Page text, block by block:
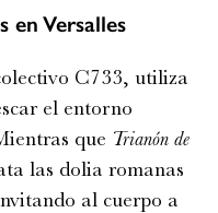
en Versalles
C733, utiliza
el entorno
que Trianón de
las dolia romanas
al cuerpo a